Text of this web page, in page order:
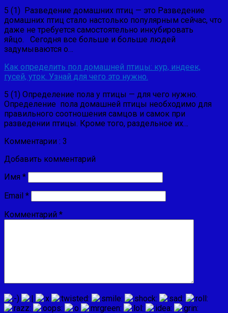
5 (1) Разведение домашних птиц — это Разведение
домашних птиц стало настолько популярным сейчас, что
даже не требуется самостоятельно инкубировать
яйцо. Сегодня все больше и больше людей
задумываются о…
Как определить пол домашней птицы: кур, индеек,
гусей, уток. Узнай для чего это нужно.
5 (1) Определение пола у птицы — для чего нужно.
Определение пола домашней птицы необходимо для
правильного соотношения самцов и самок при
разведении птицы. Кро­ме того, раздельное их…
Комментарии : 3
Добавить комментарий
Имя *
Email *
Комментарий *